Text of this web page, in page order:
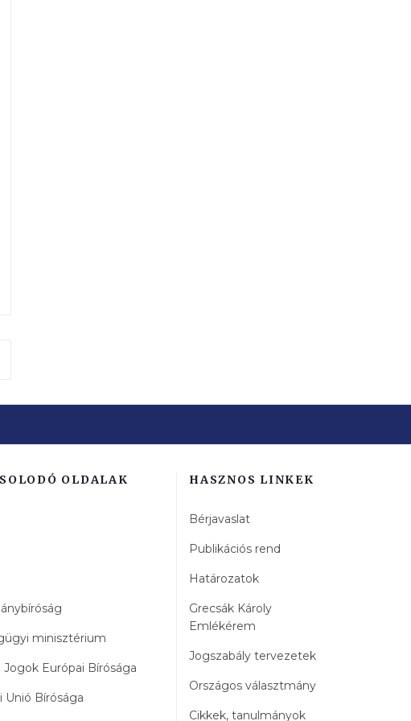
A HARANG SZÓL...
OLDALAK
minisztérium
Jogok Európai Bírósága
Unió Bírósága
HASZNOS LINKEK
Bérjavaslat
Publikációs rend
Határozatok
Grecsák Károly
Emlékérem
Jogszabály tervezetek
Országos választmány
Cikkek, tanulmányok